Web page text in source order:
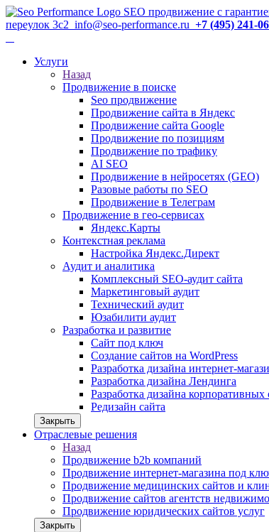
SEO продвижение с
переулок 3с2 info@seo-performance.ru +7 (495) 241-
Услуги
Назад
Продвижение в поиске
Seo продвижение
Продвижение сайта в Яндекс
Продвижение сайта Google
Продвижение по позициям
Продвижение по трафику
AI SEO
Продвижение в нейросетях (GEO)
Разовые работы по SEO
Продвижение в Телеграм
Продвижение в гео-сервисах
Яндекс.Карты
Контекстная реклама
Настройка Яндекс.Директ
Аудит и аналитика
Комплексный SEO-аудит сайта
Маркетинговый аудит
Технический аудит
Юзабилити аудит
Разработка и развитие
Сайт под ключ
Создание сайтов на WordPress
Разработка дизайна интернет-
Разработка дизайна Лендинга
Разработка дизайна корпоративных
Редизайн сайта
Закрыть
Отраслевые решения
Назад
Продвижение b2b компаний
Продвижение интернет-магазина под
Продвижение медицинских сайтов и
Продвижение сайтов агентств
Продвижение юридических сайтов услуг
Закрыть